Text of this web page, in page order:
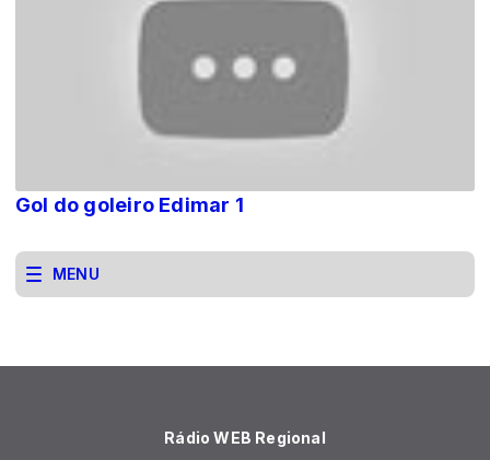
Gol do goleiro Edimar 1
MENU
Rádio WEB Regional